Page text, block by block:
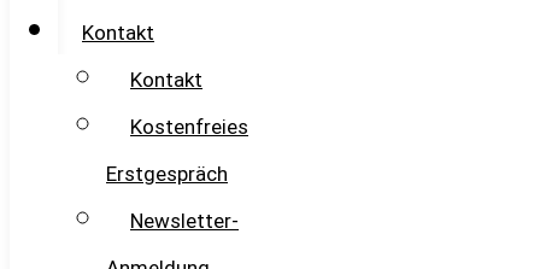
Kontakt
Kontakt
Kostenfreies
Erstgespräch
Newsletter-